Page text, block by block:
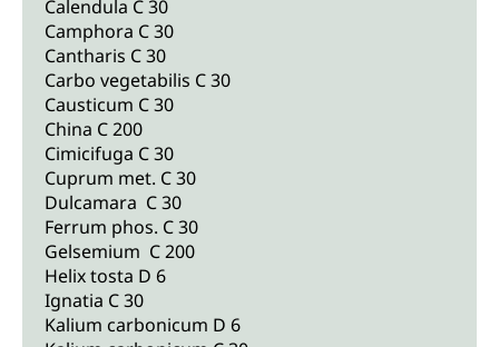
Calendula C 30
Camphora C 30
Cantharis C 30
Carbo vegetabilis C 30
Causticum C 30
China C 200
Cimicifuga C 30
Cuprum met. C 30
Dulcamara C 30
Ferrum phos. C 30
Gelsemium C 200
Helix tosta D 6
Ignatia C 30
Kalium carbonicum D 6